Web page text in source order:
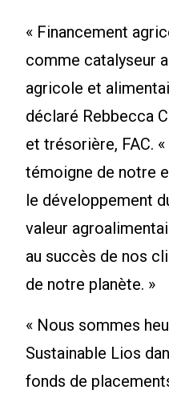
« Financement
comme catalyseur
agricole et
déclaré Rebbecca
et trésorière, FAC.
témoigne de notre
le développement
valeur
au succès de nos
de notre planète. »
« Nous sommes
Sustainable Lios
fonds de